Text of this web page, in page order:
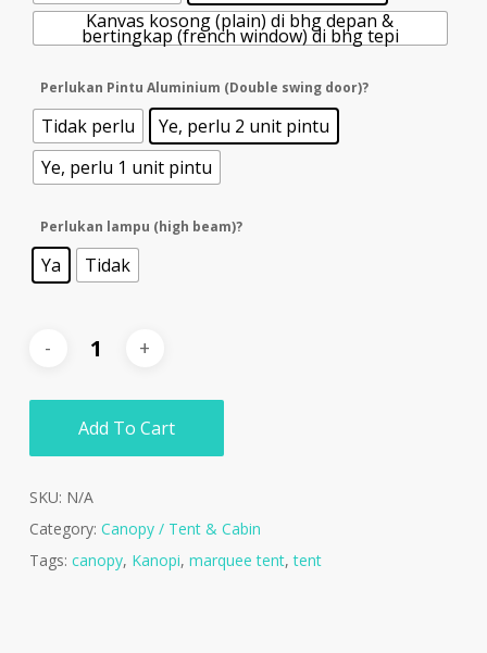
Kanvas kosong (plain) di bhg depan &
bertingkap (french window) di bhg tepi
Perlukan Pintu Aluminium (Double swing door)?
Tidak perlu
Ye, perlu 2 unit pintu
Ye, perlu 1 unit pintu
Perlukan lampu (high beam)?
Ya Tidak
Add To Cart
SKU: N/A
Category: Canopy / Tent & Cabin
Tags: canopy, Kanopi, marquee tent,tent